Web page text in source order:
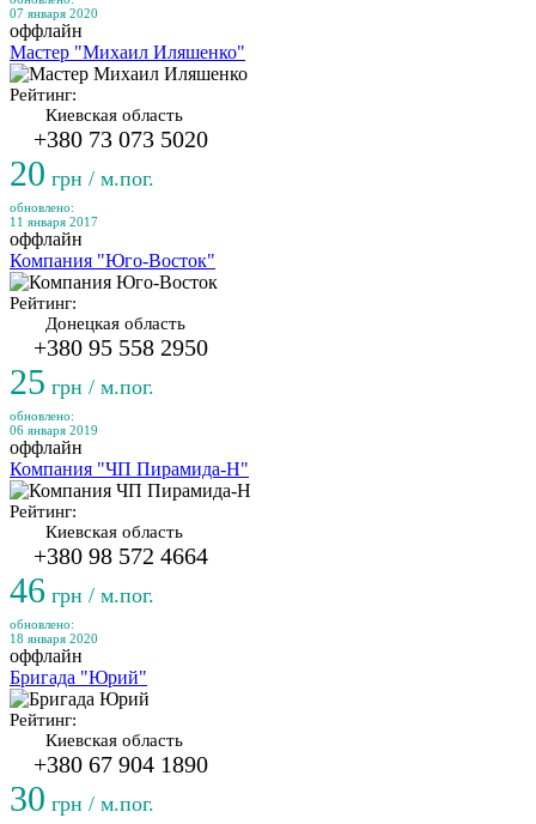
07 января 2020
оффлайн
Мастер "Михаил Иляшенко"
Рейтинг:
Киевская область
+380 73 073 5020
20 грн / м.пог.
обновлено:
11 января 2017
оффлайн
Компания "Юго-Восток"
Рейтинг:
Донецкая область
+380 95 558 2950
25 грн / м.пог.
обновлено:
06 января 2019
оффлайн
Компания "ЧП Пирамида-Н"
Рейтинг:
Киевская область
+380 98 572 4664
46 грн / м.пог.
обновлено:
18 января 2020
оффлайн
Бригада "Юрий"
Рейтинг:
Киевская область
+380 67 904 1890
30 грн / м.пог.